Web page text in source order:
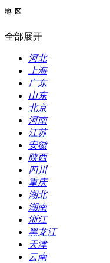
地 区
全部展开
河北
上海
广东
山东
北京
河南
江苏
安徽
陕西
四川
重庆
湖北
湖南
浙江
黑龙江
天津
云南